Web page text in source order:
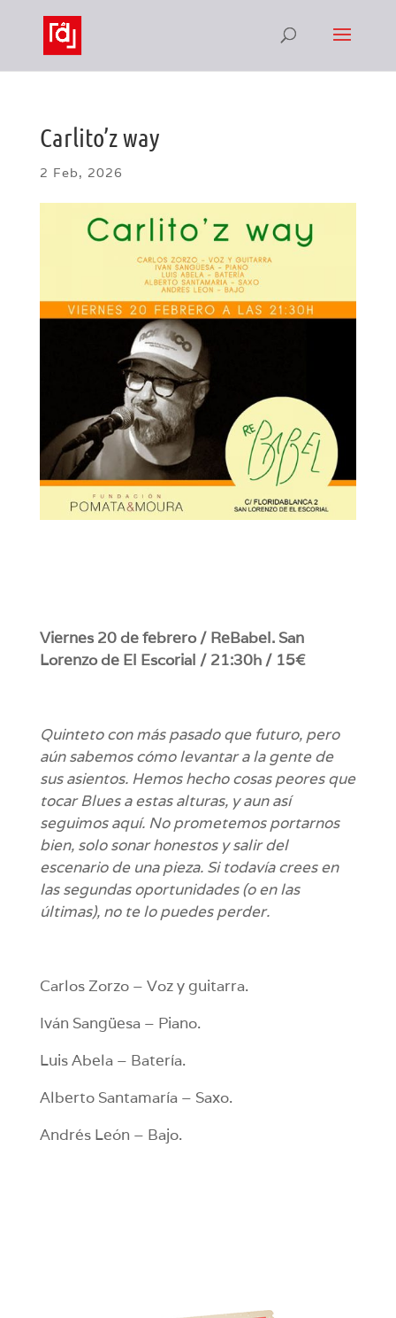
Carlito’z way
2 Feb, 2026
Viernes 20 de febrero / ReBabel. San
Lorenzo de El Escorial / 21:30h / 15€
Quinteto con más pasado que futuro, pero
aún sabemos cómo levantar a la gente de
sus asientos. Hemos hecho cosas peores que
tocar Blues a estas alturas, y aun así
seguimos aquí. No prometemos portarnos
bien, solo sonar honestos y salir del
escenario de una pieza. Si todavía crees en
las segundas oportunidades (o en las
últimas), no te lo puedes perder.
Carlos Zorzo – Voz y guitarra.
Iván Sangüesa – Piano.
Luis Abela – Batería.
Alberto Santamaría – Saxo.
Andrés León – Bajo.